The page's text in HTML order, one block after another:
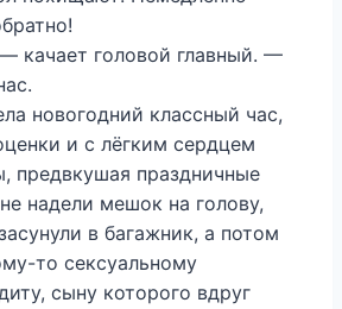
качает головой главный. —
новогодний классный час,
и с лёгким сердцем
предвкушая праздничные
надели мешок на голову,
в багажник, а потом
то сексуальному
сыну которого вдруг